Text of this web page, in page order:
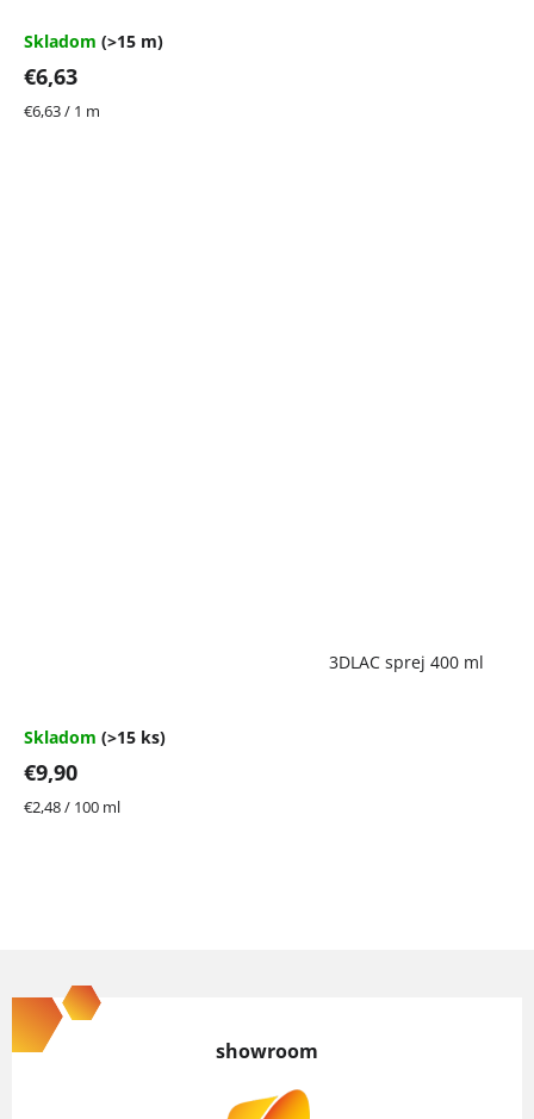
Skladom (>15 m)
€6,63
Jednotková
€6,63 / 1 m
3DLAC sprej 400 ml
4,7
5
hviezdičiek.
Skladom (>15 ks)
€9,90
Jednotková
€2,48 / 100 ml
á
p
showroom